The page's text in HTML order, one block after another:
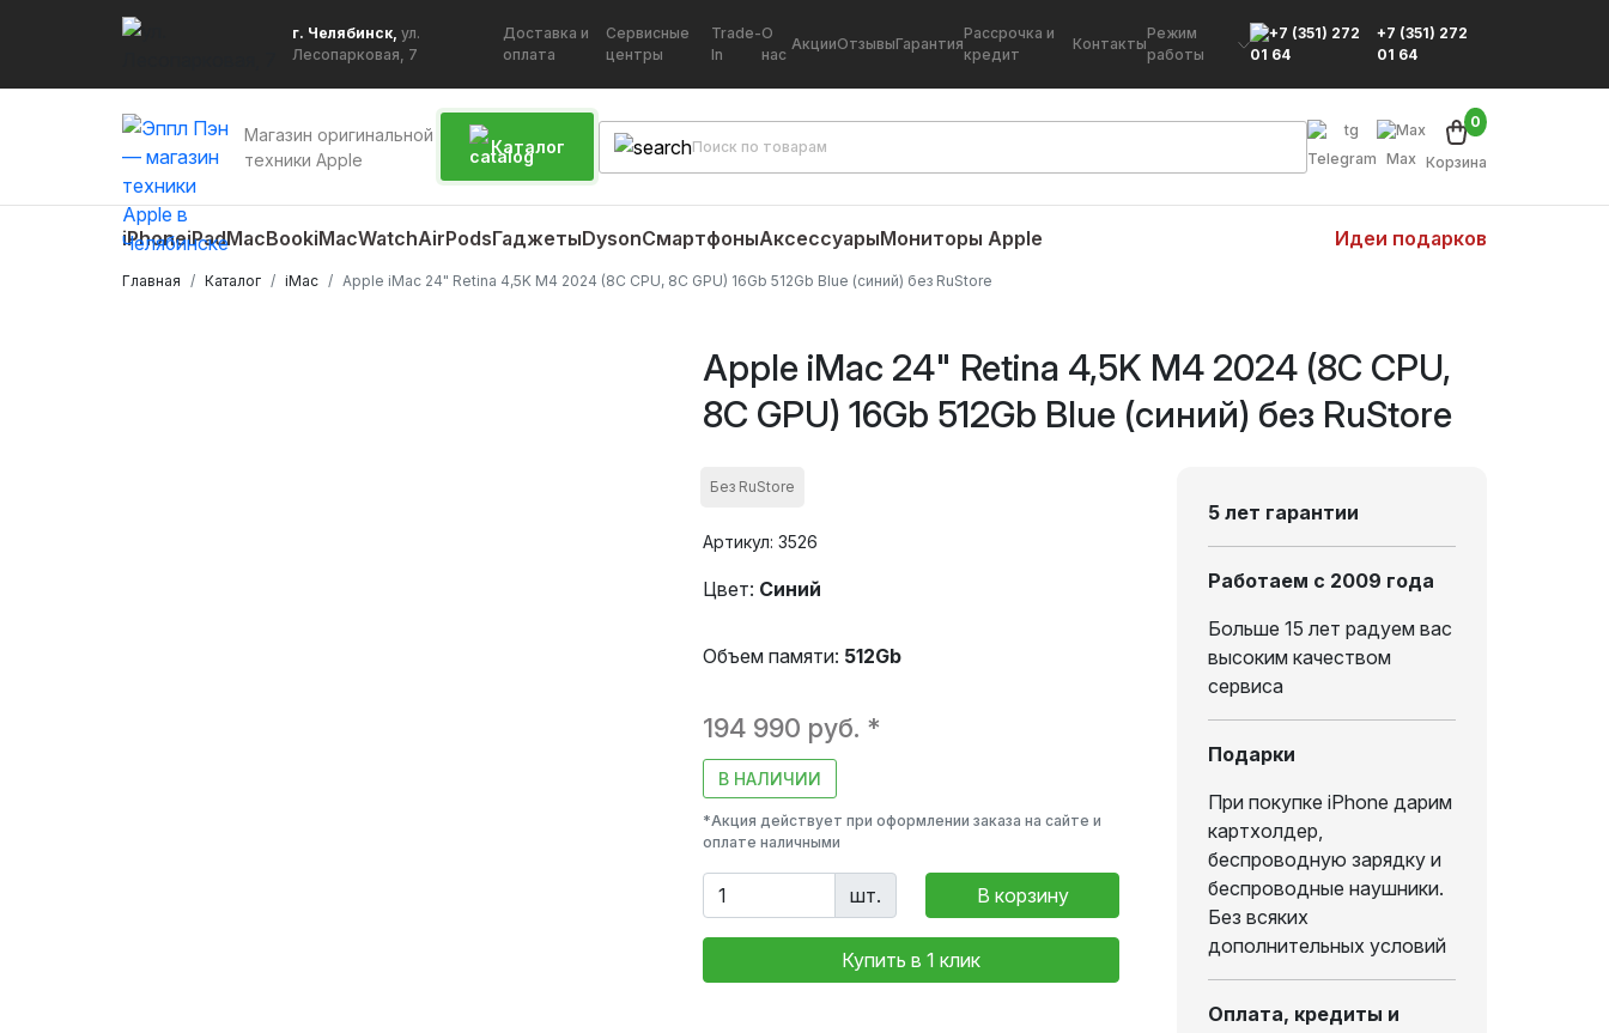
г. Челябинск, ул.
Лесопарковая, 7
Доставка и
оплата
Сервисные
центры
Trade-
In
О
нас
АкцииОтзывыГарантия
Рассрочка и
кредит
Контакты
Режим
работы
+7 (351) 272
01 64
Магазин оригинальной
техники Apple
Каталог
Telegram Max Корзина
0
iPhoneiPadMacBookiMacWatchAirPodsГаджетыDysonСмартфоныАксессуарыМониторы Apple Идеи подарков
Главная Каталог iMac Apple iMac 24" Retina 4,5K M4 2024 (8C CPU, 8C GPU) 16Gb 512Gb Blue (синий) без RuStore
Apple iMac 24" Retina 4,5K M4 2024 (8C CPU,
8C GPU) 16Gb 512Gb Blue (синий) без RuStore
Без RuStore
Артикул: 3526
Цвет: Синий
Объем памяти: 512Gb
194 990 руб. *
В НАЛИЧИИ
*Акция действует при оформлении заказа на сайте и
оплате наличными
шт. В корзину
Купить в 1 клик
5 лет гарантии
Работаем с 2009 года
Больше 15 лет радуем вас
высоким качеством
сервиса
Подарки
При покупке iPhone дарим
картхолдер,
беспроводную зарядку и
беспроводные наушники.
Без всяких
дополнительных условий
Оплата, кредиты и